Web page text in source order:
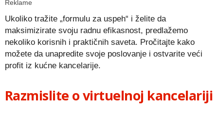
Reklame
Ukoliko tražite „formulu za uspeh“ i želite da
maksimizirate svoju radnu efikasnost, predlažemo
nekoliko korisnih i praktičnih saveta. Pročitajte kako
možete da unapredite svoje poslovanje i ostvarite veći
profit iz kućne kancelarije.
Razmislite o virtuelnoj kancelariji